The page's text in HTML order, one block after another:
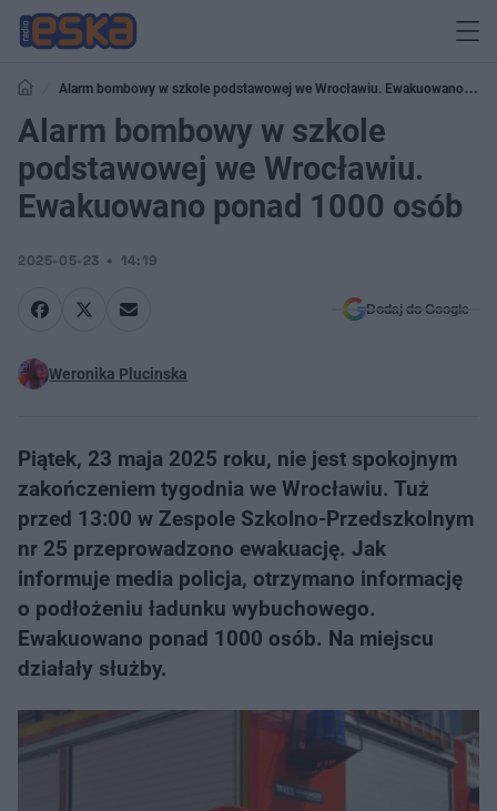
Alarm bombowy w szkole podstawowej we Wrocławiu. Ewakuowano
ponad 1000 osób
Alarm bombowy w szkole
podstawowej we Wrocławiu.
Ewakuowano ponad 1000 osób
2025-05-23 14:19
Dodaj do Google
Weronika Plucinska
Piątek, 23 maja 2025 roku, nie jest spokojnym
zakończeniem tygodnia we Wrocławiu. Tuż
przed 13:00 w Zespole Szkolno-Przedszkolnym
nr 25 przeprowadzono ewakuację. Jak
informuje media policja, otrzymano informację
o podłożeniu ładunku wybuchowego.
Ewakuowano ponad 1000 osób. Na miejscu
działały służby.